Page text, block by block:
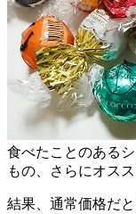
食べたことのある
もの、さらにオス
結果、通常価格だと